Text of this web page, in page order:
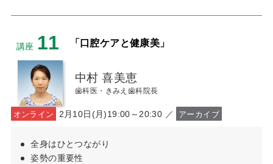
講座 11 「口腔ケアと健康美」
中村 喜美恵
歯科医・きみえ歯科院長
オンライン 2月10日(月)19:00～20:30 ／ アーカイブ
全身はひとつながり
姿勢の重要性